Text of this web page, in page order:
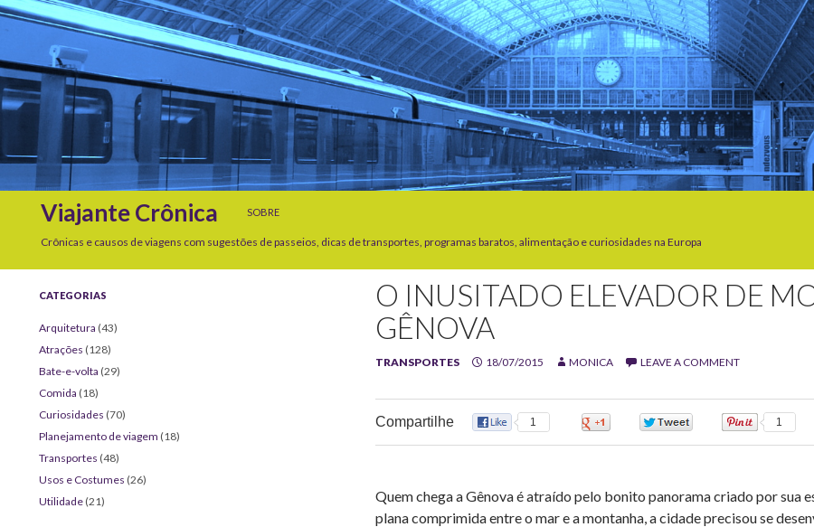
Viajante Crônica
SOBRE
Crônicas e causos de viagens com sugestões de passeios, dicas de transportes, programas baratos, alimentação e curiosidades na Europa
O INUSITADO ELEVADOR DE
GÊNOVA
TRANSPORTES 18/07/2015 MONICA LEAVE A COMMENT
Compartilhe 1 1
Quem chega a Gênova é atraído pelo bonito panorama criado por sua
plana comprimida entre o mar e a montanha, a cidade precisou se
CATEGORIAS
Arquitetura (43)
Atrações (128)
Bate-e-volta (29)
Comida (18)
Curiosidades (70)
Planejamento de viagem (18)
Transportes (48)
Usos e Costumes (26)
Utilidade (21)